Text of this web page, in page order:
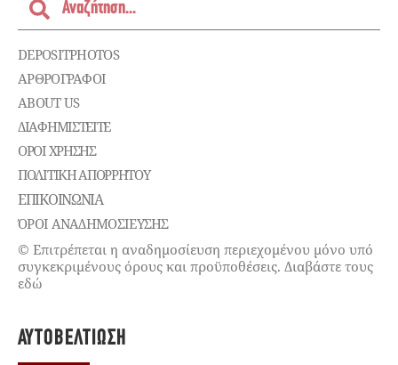
DEPOSITPHOTOS
ΑΡΘΡΟΓΡΑΦΟΙ
ABOUT US
ΔΙΑΦΗΜΙΣΤΕΊΤΕ
ΌΡΟΙ ΧΡΉΣΗΣ
ΠΟΛΙΤΙΚΉ ΑΠΟΡΡΉΤΟΥ
ΕΠΙΚΟΙΝΩΝΊΑ
ΌΡΟΙ ΑΝΑΔΗΜΟΣΙΕΥΣΗΣ
© Επιτρέπεται η αναδημοσίευση περιεχομένου μόνο υπό
συγκεκριμένους όρους και προϋποθέσεις. Διαβάστε τους
εδώ
ΑΥΤΟΒΕΛΤΊΩΣΗ